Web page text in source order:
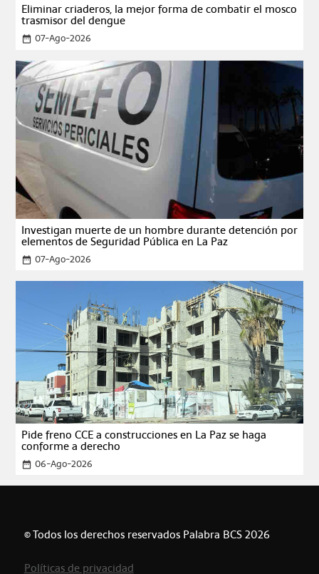
Eliminar criaderos, la mejor forma de combatir el mosco
trasmisor del dengue
date_range 07-Ago-2026
Investigan muerte de un hombre durante detención por
elementos de Seguridad Pública en La Paz
date_range 07-Ago-2026
Pide freno CCE a construcciones en La Paz se haga
conforme a derecho
date_range 06-Ago-2026
© Todos los derechos reservados Palabra BCS 2026
Políticas de privacidad